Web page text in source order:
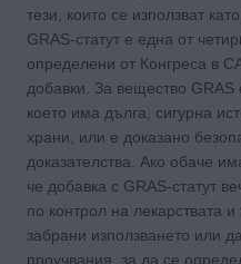
тези, които се използват
GRAS-статут е една от
определени от Конгреса в
добавки. За вещество
което има дълга, сигурна
храни, или е доказано
доказателства. Ако обаче
че добавка с GRAS-статут
по контрол на лекарствата
забрани използването или
проучвания, за да се